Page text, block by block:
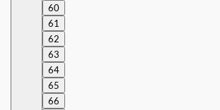
60
61
62
63
64
65
66